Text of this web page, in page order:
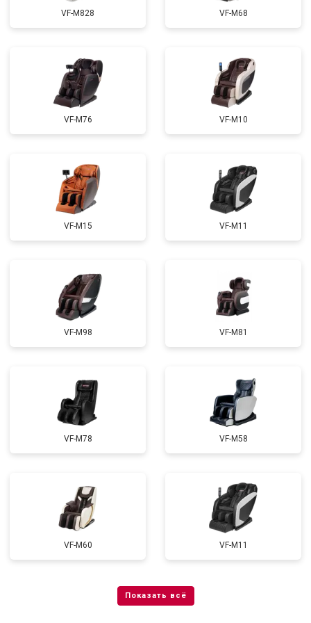
Ремонт сканера от 4800 ₽ Заказать
Замена сетевого трансформатора от 4500 ₽ Заказать
Ремонт микро-лифта от 5500 ₽
VF-M828 VF-M68
VF-M76 VF-M10
VF-M15 VF-M11
VF-M98 VF-M81
VF-M78 VF-M58
VF-M60 VF-M11